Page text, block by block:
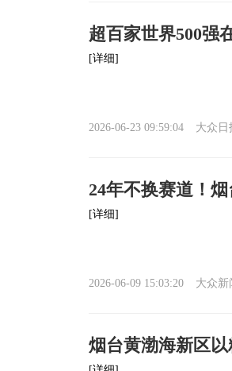
超百家世界500强
[详细]
2026-06-23 09:59:04 大众日
24年不换赛道！
[详细]
2026-06-09 15:03:20 大众新
烟台黄渤海新区